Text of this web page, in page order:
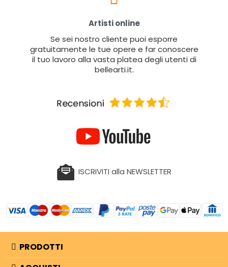
Artisti online
Se sei nostro cliente puoi esporre
gratuitamente le tue opere e far conoscere
il tuo lavoro alla vasta platea degli utenti di
bellearti.it.
ISCRIVITI alla NEWSLETTER
PRODOTTI